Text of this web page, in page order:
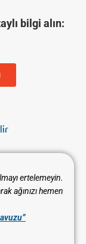
bilgi alın:
ertelemeyin.
ağınızı hemen